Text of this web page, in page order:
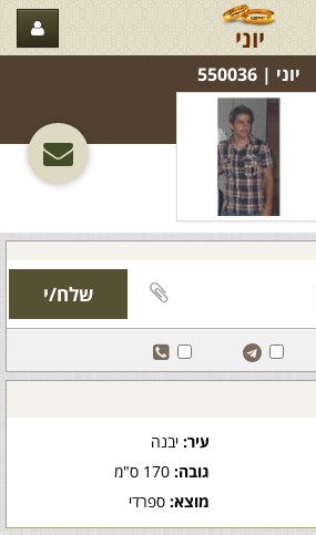
יוני
יוני‏ | 550036
עיר:יבנה
גובה:170 ס"מ
מוצא:ספרדי